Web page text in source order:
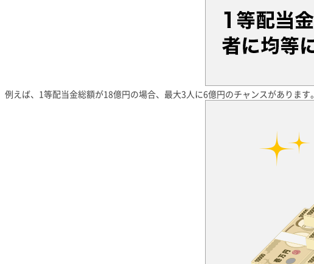
例えば、1等配当金総額が18億円の場合、最大3人に6億円のチャンスがあります。